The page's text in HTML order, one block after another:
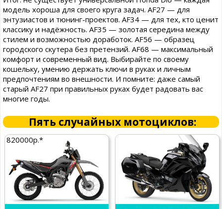
модель хороша для своего круга задач. AF27 — для
энтузиастов и тюнинг-проектов. AF34 — для тех, кто ценит
классику и надёжность. AF35 — золотая середина между
стилем и возможностью доработок. AF56 — образец
городского скутера без претензий. AF68 — максимальный
комфорт и современный вид. Выбирайте по своему
кошельку, умению держать ключи в руках и личным
предпочтениям во внешности. И помните: даже самый
старый AF27 при правильных руках будет радовать вас
многие годы.
Пять случайных мотоциклов:
820000р.*